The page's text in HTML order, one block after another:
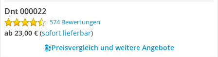
Dnt 000022
574 Bewertungen
ab 23,00 € ( Sofort lieferbar)
Preisvergleich und weitere Angebote